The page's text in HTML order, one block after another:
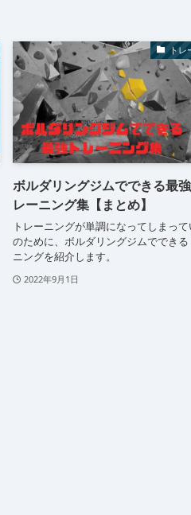
トレ
ボルダリングジムでできる最
レーニング集【まとめ】
トレーニングが単調になってしまっ
のために、ボルダリングジムでできる
ニングを紹介します。
2022年9月1日